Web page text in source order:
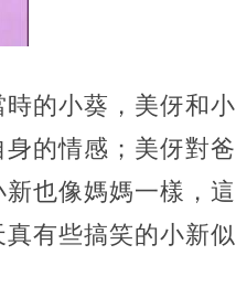
的小葵，美伢和小
的情感；美伢對爸
也像媽媽一樣，這
有些搞笑的小新似